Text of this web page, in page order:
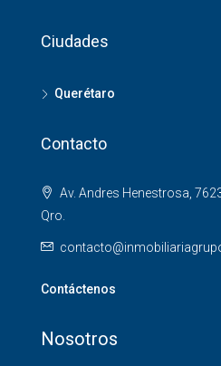
Ciudades
Querétaro
Contacto
Av. Andres Henestrosa,
Qro.
Contáctenos
Nosotros